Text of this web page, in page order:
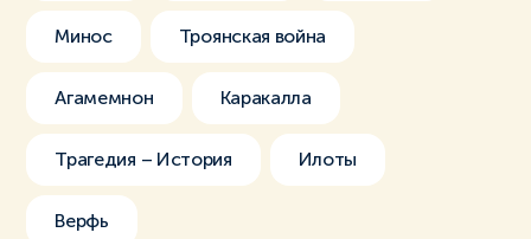
Минос Троянская война
Агамемнон Каракалла
Трагедия – История Илоты
Верфь